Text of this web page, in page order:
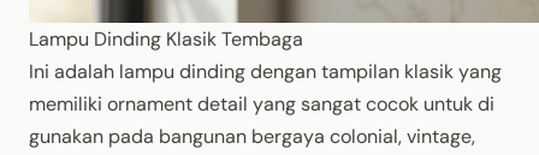
Lampu Dinding Klasik Tembaga
Ini adalah lampu dinding dengan tampilan klasik yang
memiliki ornament detail yang sangat cocok untuk di
gunakan pada bangunan bergaya colonial, vintage,